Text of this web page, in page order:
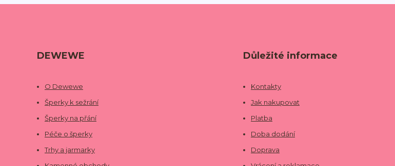
DEWEWE
O Dewewe
Šperky k sežrání
Šperky na přání
Péče o šperky
Trhy a jarmarky
Důležité informace
Kontakty
Jak nakupovat
Platba
Doba dodání
Doprava